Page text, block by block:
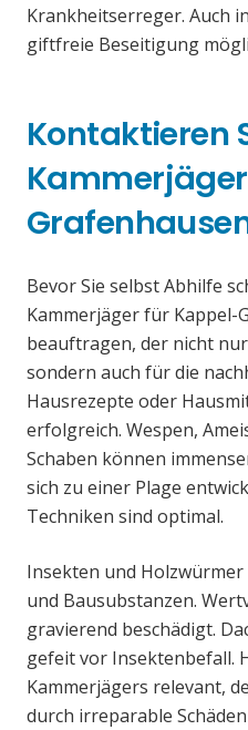
Krankheitserreger. Auch
giftfreie Beseitigung
Kontaktieren
Bevor Sie selbst Abhilfe
Kammerjäger für Kappel-
beauftragen, der nicht
sondern auch für die
Hausrezepte oder
erfolgreich. Wespen,
Schaben können
sich zu einer Plage
Techniken sind optimal.
Insekten und
und Bausubstanzen.
gravierend beschädigt.
gefeit vor Insektenbefall.
Kammerjägers relevant,
durch irreparable